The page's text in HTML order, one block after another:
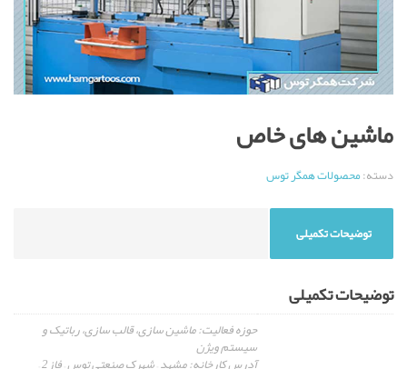
ماشین های خاص
دسته:محصولات همگر توس
توضیحات تکمیلی
توضیحات تکمیلی
حوزه فعالیت: ماشین سازی، قالب سازی، رباتیک و
سیستم ویژن